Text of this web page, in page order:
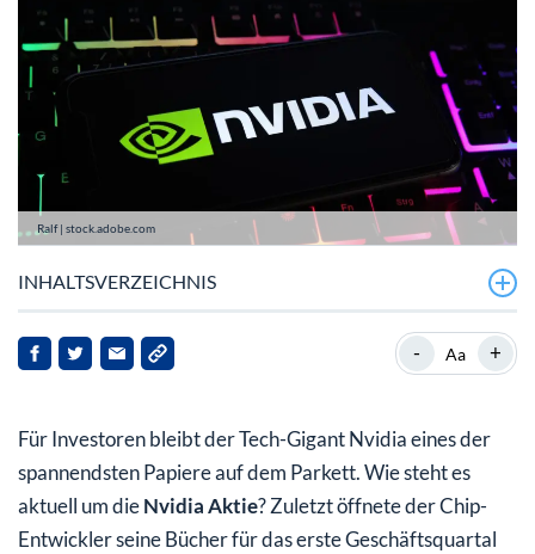
Ralf | stock.adobe.com
INHALTSVERZEICHNIS
Die Q1-Ergebnisse: Wall Street analysiert den neuen
Ausblick
Prognose
Dementi: Keine Partnerschaft mit BOE bei
Glassubstraten
- Aa +
Für Investoren bleibt der Tech-Gigant Nvidia eines der
spannendsten Papiere auf dem Parkett. Wie steht es
aktuell um dieNvidia Aktie? Zuletzt öffnete der Chip-
Entwickler seine Bücher für das erste Geschäftsquartal